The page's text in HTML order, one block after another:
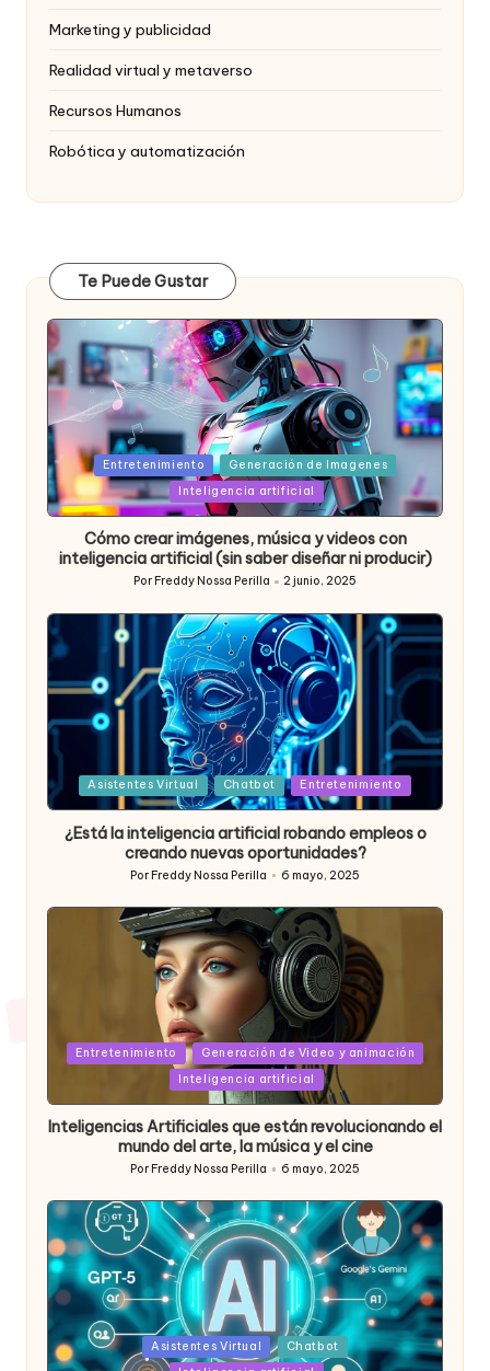
Marketing y publicidad
Realidad virtual y metaverso
Recursos Humanos
Robótica y automatización
Te Puede Gustar
Posted
in
Entretenimiento
Generación de Imagenes
Inteligencia artificial
Cómo crear imágenes, música y videos con
inteligencia artificial (sin saber diseñar ni producir)
Publicado
Por Freddy Nossa Perilla 2 junio, 2025
Posted
in
Asistentes Virtual Chatbot Entretenimiento
¿Está la inteligencia artificial robando empleos o
creando nuevas oportunidades?
Publicado
Por Freddy Nossa Perilla 6 mayo, 2025
Posted
Entretenimiento
Generación de Video y animación
Inteligencia artificial
Inteligencias Artificiales que están revolucionando el
mundo del arte, la música y el cine
Publicado
por
Por Freddy Nossa Perilla 6 mayo, 2025
Posted
Asistentes Virtual
Chatbot